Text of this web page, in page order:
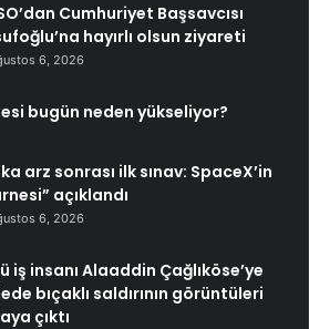
Cumhuriyet Başsavcısı
hayırlı olsun ziyareti
6, 2026
bugün neden yükseliyor?
arz sonrası ilk sınav: SpaceX’in
açıklandı
6, 2026
iş insanı Alaaddin Çağlıköse’ye
bıçaklı saldırının görüntüleri
çıktı